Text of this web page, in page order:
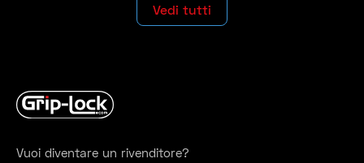
Vedi tutti
Vuoi diventare un rivenditore?